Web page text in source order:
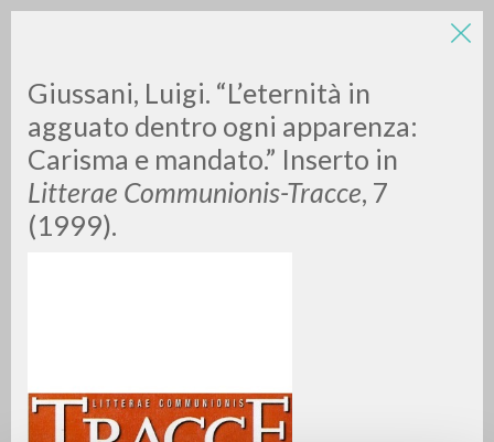
Giussani, Luigi. “L’eternità in
agguato dentro ogni apparenza:
Carisma e mandato.” Inserto in
Litterae Communionis-Tracce, 7
(1999).
LUIGI
GIUSSANI